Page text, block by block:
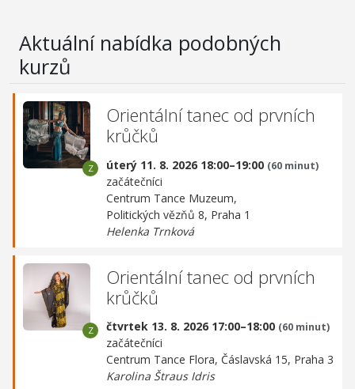
Aktuální nabídka podobných
kurzů
Orientální tanec od prvních
krůčků
úterý 11. 8. 2026 18:00–19:00 (60 minut)
začátečníci
Centrum Tance Muzeum,
Politických vězňů 8, Praha 1
Helenka Trnková
Orientální tanec od prvních
krůčků
čtvrtek 13. 8. 2026 17:00–18:00 (60 minut)
začátečníci
Centrum Tance Flora, Čáslavská 15, Praha 3
Karolina Štraus Idris